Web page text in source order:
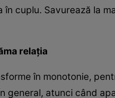
în cuplu. Savurează la
relaţia
în monotonie,
general, atunci când